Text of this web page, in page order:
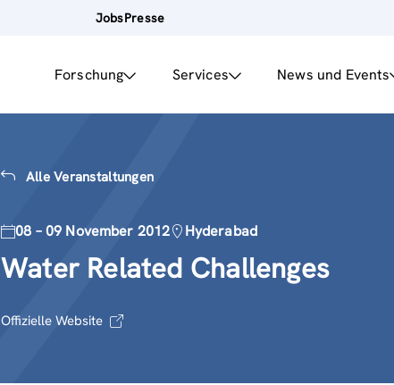
JobsPresse
Forschung Services News und Events
Alle Veranstaltungen
08 – 09 November 2012 Hyderabad
Water Related Challenges
Offizielle Website